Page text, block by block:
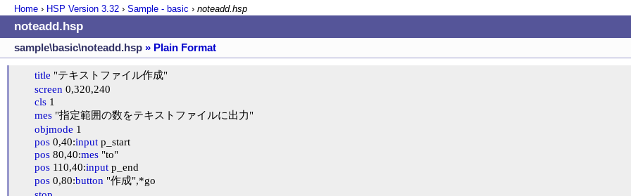
Home › HSP Version 3.32 › Sample - basic › noteadd.hsp
noteadd.hsp
sample\basic\noteadd.hsp » Plain Format
title "テキストファイル作成"
screen 0,320,240
cls 1
mes "指定範囲の数をテキストファイルに出力"
objmode 1
pos 0,40:input p_start
pos 80,40:mes "to"
pos 110,40:input p_end
pos 0,80:button "作成",*go